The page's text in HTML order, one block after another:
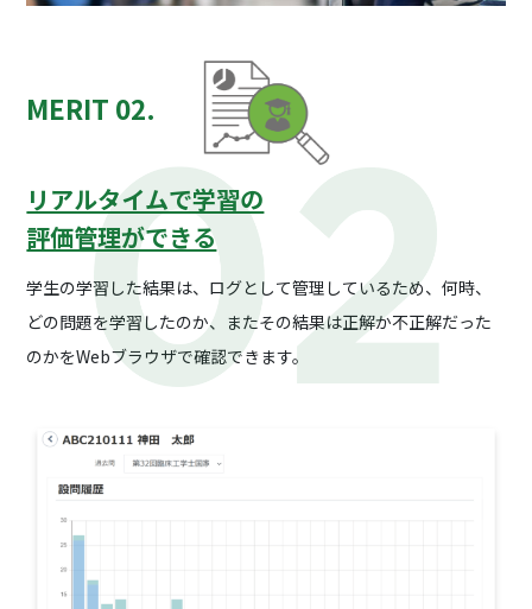
MERIT 02.
リアルタイムで学習の
評価管理ができる
学生の学習した結果は、ログとして管理しているため、何時、
どの問題を学習したのか、またその結果は正解か不正解だった
のかをWebブラウザで確認できます。